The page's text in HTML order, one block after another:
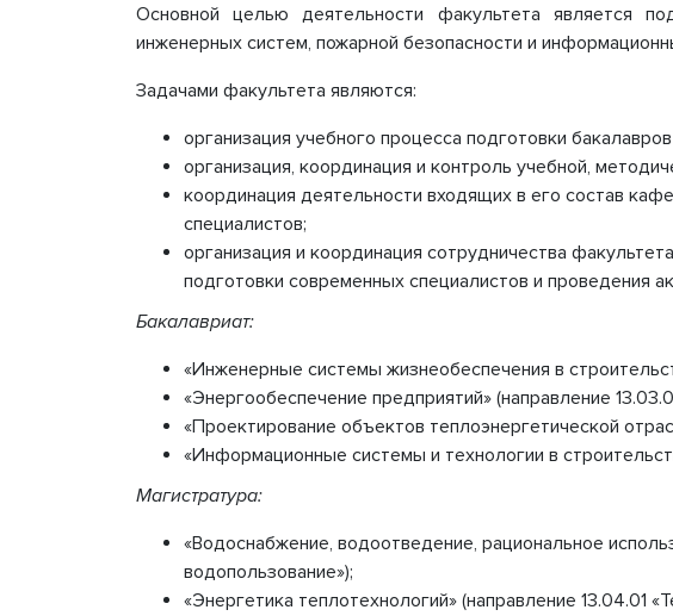
обеспечение и
образовательного
Платные
Финансово-
деятельность
(перевода) обучающихся
Международное
Организация питания в
Основной целью деятельности факультета является
инженерных систем, пожарной безопасности и
Задачами факультета являются:
организация учебного процесса подготовки
организация, координация и контроль учебной,
координация деятельности входящих в его состав
специалистов;
организация и координация сотрудничества
подготовки современных специалистов и проведения
Бакалавриат:
«Инженерные системы жизнеобеспечения в
«Энергообеспечение предприятий» (направление
«Проектирование объектов теплоэнергетической
«Информационные системы и технологии в
Магистратура:
«Водоснабжение, водоотведение, рациональное
водопользование»);
«Энергетика теплотехнологий» (направление 13.04.01